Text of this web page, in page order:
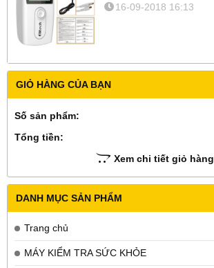
GIỎ HÀNG CỦA BẠN
Số sản phẩm:
Tổng tiền:
Xem chi tiết giỏ hàng
DANH MỤC SẢN PHẨM
Trang chủ
MÁY KIỂM TRA SỨC KHỎE
16-09-2018 16:13